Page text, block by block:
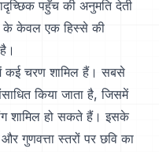
पहुँच की अनुमति देती
के केवल एक हिस्से की
कई चरण शामिल हैं। सबसे
किया जाता है, जिसमें
शामिल हो सकते हैं। इसके
गुणवत्ता स्तरों पर छवि का